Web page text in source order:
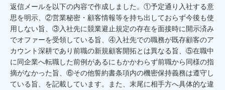
返信メールを以下の内容で作成しました。①予定通り入社する意
思を明示、②営業秘密・顧客情報等を持ち出しておらず今後も使
用しない旨、③入社先に競業避止規定の存在を面接時に開示済み
でオファーを受領している旨、④入社先での職務が既存顧客のア
カウント深耕であり前職の新規顧客開拓とは異なる旨、⑤在職中
に同企業へ転職した前例があるにもかかわらず前職から同様の指
摘がなかった旨、⑥その他誓約書条項内の機密保持義務は遵守し
ている旨、を記載しています。また、末尾に相手方へ具体的な違